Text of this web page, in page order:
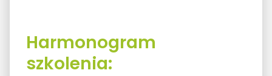
Harmonogram
szkolenia: